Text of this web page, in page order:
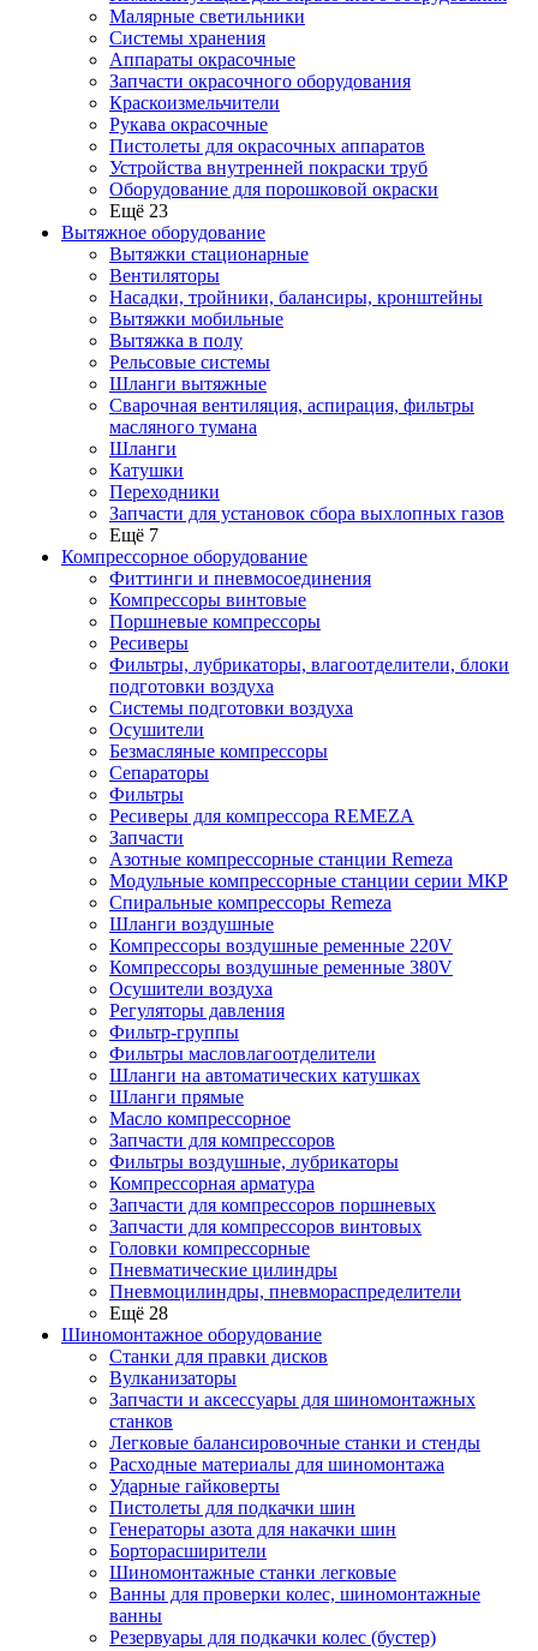
Малярные светильники
Системы хранения
Аппараты окрасочные
Запчасти окрасочного оборудования
Краскоизмельчители
Рукава окрасочные
Пистолеты для окрасочных аппаратов
Устройства внутренней покраски труб
Оборудование для порошковой окраски
Ещё 23
Вытяжное оборудование
Вытяжки стационарные
Вентиляторы
Насадки, тройники, балансиры, кронштейны
Вытяжки мобильные
Вытяжка в полу
Рельсовые системы
Шланги вытяжные
Сварочная вентиляция, аспирация, фильтры
масляного тумана
Шланги
Катушки
Переходники
Запчасти для установок сбора выхлопных газов
Ещё 7
Компрессорное оборудование
Фиттинги и пневмосоединения
Компрессоры винтовые
Поршневые компрессоры
Ресиверы
Фильтры, лубрикаторы, влагоотделители, блоки
подготовки воздуха
Системы подготовки воздуха
Осушители
Безмасляные компрессоры
Сепараторы
Фильтры
Ресиверы для компрессора REMEZA
Запчасти
Азотные компрессорные станции Remeza
Модульные компрессорные станции серии МКР
Спиральные компрессоры Remeza
Шланги воздушные
Компрессоры воздушные ременные 220V
Компрессоры воздушные ременные 380V
Осушители воздуха
Регуляторы давления
Фильтр-группы
Фильтры масловлагоотделители
Шланги на автоматических катушках
Шланги прямые
Масло компрессорное
Запчасти для компрессоров
Фильтры воздушные, лубрикаторы
Компрессорная арматура
Запчасти для компрессоров поршневых
Запчасти для компрессоров винтовых
Головки компрессорные
Пневматические цилиндры
Пневмоцилиндры, пневмораспределители
Ещё 28
Шиномонтажное оборудование
Станки для правки дисков
Вулканизаторы
Запчасти и аксессуары для шиномонтажных
станков
Легковые балансировочные станки и стенды
Расходные материалы для шиномонтажа
Ударные гайковерты
Пистолеты для подкачки шин
Генераторы азота для накачки шин
Борторасширители
Шиномонтажные станки легковые
Ванны для проверки колес, шиномонтажные
ванны
Резервуары для подкачки колес (бустер)